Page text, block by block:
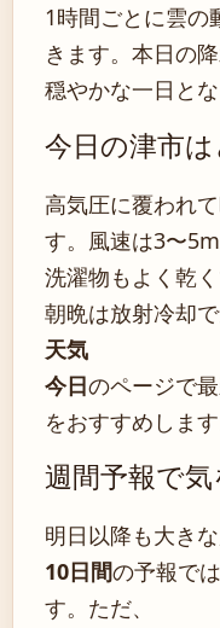
1時間ごとに雲の
きます。本日の
穏やかな一日とな
今日の津市
高気圧に覆われ
す。風速は3〜
洗濯物もよく乾
朝晩は放射冷却
天気
今日のページで
をおすすめします
週間予報で
明日以降も大きな
10日間の予報で
す。ただ、